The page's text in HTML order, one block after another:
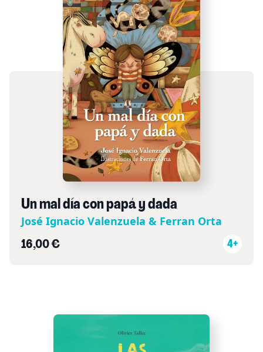
Un mal día con papá y dada
José Ignacio Valenzuela & Ferran Orta
16,00 € 4+